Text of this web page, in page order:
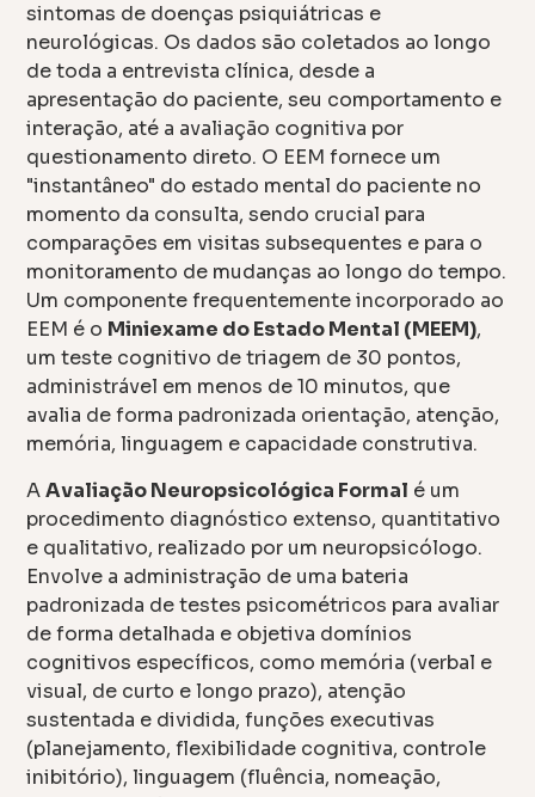
sintomas de doenças psiquiátricas e
neurológicas. Os dados são coletados ao longo
de toda a entrevista clínica, desde a
apresentação do paciente, seu comportamento e
interação, até a avaliação cognitiva por
questionamento direto. O EEM fornece um
"instantâneo" do estado mental do paciente no
momento da consulta, sendo crucial para
comparações em visitas subsequentes e para o
monitoramento de mudanças ao longo do tempo.
Um componente frequentemente incorporado ao
EEM é o Miniexame do Estado Mental (MEEM),
um teste cognitivo de triagem de 30 pontos,
administrável em menos de 10 minutos, que
avalia de forma padronizada orientação, atenção,
memória, linguagem e capacidade construtiva.
AAvaliação Neuropsicológica Formal é um
procedimento diagnóstico extenso, quantitativo
e qualitativo, realizado por um neuropsicólogo.
Envolve a administração de uma bateria
padronizada de testes psicométricos para avaliar
de forma detalhada e objetiva domínios
cognitivos específicos, como memória (verbal e
visual, de curto e longo prazo), atenção
sustentada e dividida, funções executivas
(planejamento, flexibilidade cognitiva, controle
inibitório), linguagem (fluência, nomeação,